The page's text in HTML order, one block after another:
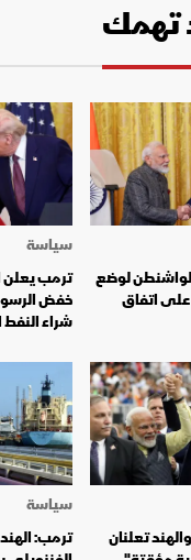
لواشنطن لوضع
على اتفاق
سياسة
ترمب يعلن
خفض
شراء
تعلنان
سياسة
ترمب: